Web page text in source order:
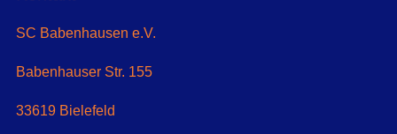
SC Babenhausen e.V.
Babenhauser Str. 155
33619 Bielefeld